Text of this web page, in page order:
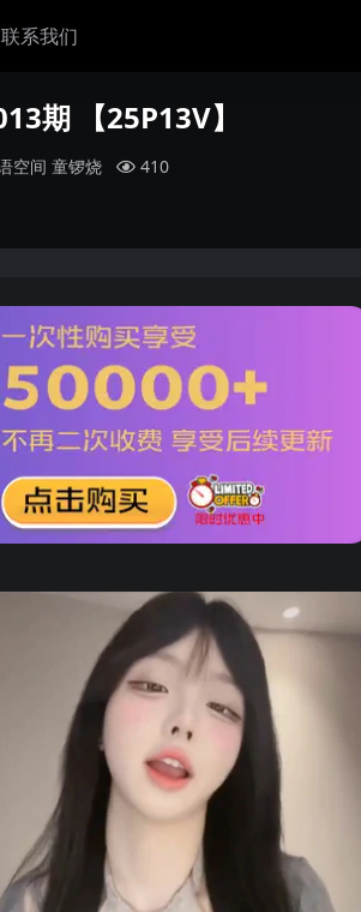
联系我们
期 【25P13V】
空间 童锣烧 410